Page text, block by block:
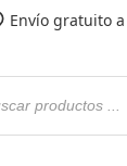
Envío gratuito